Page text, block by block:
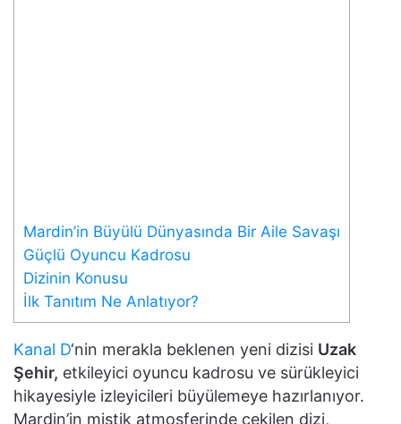
Mardin’in Büyülü Dünyasında Bir Aile Savaşı
Güçlü Oyuncu Kadrosu
Dizinin Konusu
İlk Tanıtım Ne Anlatıyor?
Kanal D‘nin merakla beklenen yeni dizisi Uzak
Şehir, etkileyici oyuncu kadrosu ve sürükleyici
hikayesiyle izleyicileri büyülemeye hazırlanıyor.
Mardin’in mistik atmosferinde çekilen dizi,